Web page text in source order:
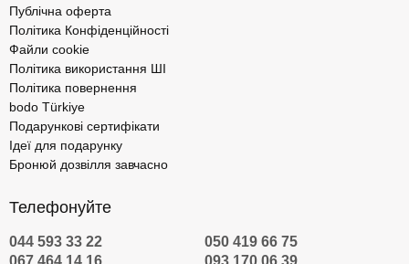
Публічна оферта
Політика Конфіденційності
Файли cookie
Політика використання ШІ
Політика повернення
bodo Türkiye
Подарункові сертифікати
Ідеї для подарунку
Бронюй дозвілля завчасно
Телефонуйте
044 593 33 22
050 419 66 75
067 464 14 16
093 170 06 39